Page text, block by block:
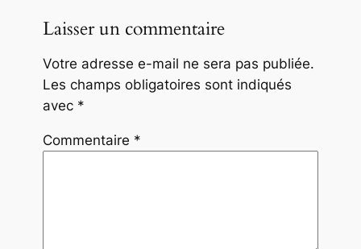
Laisser un commentaire
Votre adresse e-mail ne sera pas publiée.
Les champs obligatoires sont indiqués
avec *
Commentaire *